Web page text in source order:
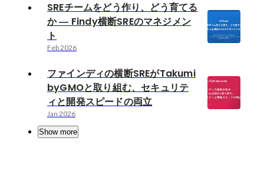
SREチームをどう作り、どう育てる
か ― Findy横断SREのマネジメン
ト
Feb 2026
ファインディの横断SREがTakumi
byGMOと取り組む、セキュリテ
ィと開発スピードの両立
Jan 2026
Show more